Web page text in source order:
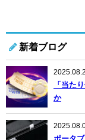
新着ブログ
「当た
か